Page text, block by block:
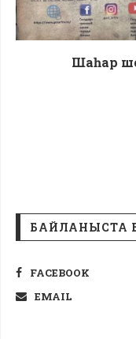
Шаһар
БАЙЛАНЫСТА
FACEBOOK
EMAIL